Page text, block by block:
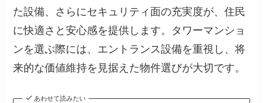
た設備、さらにセキュリティ面の充実度が、住民
に快適さと安心感を提供します。タワーマンショ
ンを選ぶ際には、エントランス設備を重視し、将
来的な価値維持を見据えた物件選びが大切です。
あわせて読みたい